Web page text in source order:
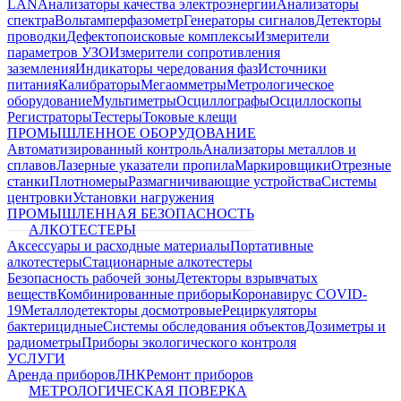
LANАнализаторы качества электроэнергииАнализаторы
спектраВольтамперфазометрГенераторы сигналовДетекторы
проводкиДефектопоисковые комплексыИзмерители
параметров УЗОИзмерители сопротивления
заземленияИндикаторы чередования фазИсточники
питанияКалибраторыМегаомметрыМетрологическое
оборудованиеМультиметрыОсциллографыОсциллоскопы
РегистраторыТестерыТоковые клещи
ПРОМЫШЛЕННОЕ ОБОРУДОВАНИЕ
Автоматизированный контрольАнализаторы металлов и
сплавовЛазерные указатели пропилаМаркировщикиОтрезные
станкиПлотномерыРазмагничивающие устройстваСистемы
центровкиУстановки нагружения
ПРОМЫШЛЕННАЯ БЕЗОПАСНОСТЬ
АЛКОТЕСТЕРЫ
Аксессуары и расходные материалыПортативные
алкотестерыСтационарные алкотестеры
Безопасность рабочей зоныДетекторы взрывчатых
веществКомбинированные приборыКоронавирус COVID-
19Металлодетекторы досмотровыеРециркуляторы
бактерицидныеСистемы обследования объектовДозиметры и
радиометрыПриборы экологического контроля
УСЛУГИ
Аренда приборовЛНКРемонт приборов
МЕТРОЛОГИЧЕСКАЯ ПОВЕРКА